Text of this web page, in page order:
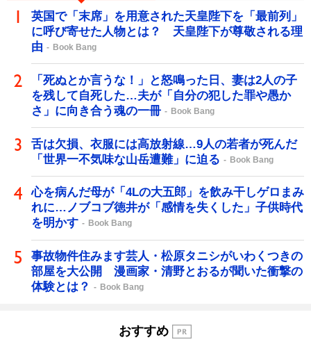
英国で「末席」を用意された天皇陛下を「最前列」
に呼び寄せた人物とは？ 天皇陛下が尊敬される理
由
Book Bang
「死ぬとか言うな！」と怒鳴った日、妻は2人の子
を残して自死した…夫が「自分の犯した罪や愚か
さ」に向き合う魂の一冊
Book Bang
舌は欠損、衣服には高放射線…9人の若者が死んだ
「世界一不気味な山岳遭難」に迫る
Book Bang
心を病んだ母が「4Lの大五郎」を飲み干しゲロまみ
れに…ノブコブ徳井が「感情を失くした」子供時代
を明かす
Book Bang
事故物件住みます芸人・松原タニシがいわくつきの
部屋を大公開 漫画家・清野とおるが聞いた衝撃の
体験とは？
Book Bang
おすすめ